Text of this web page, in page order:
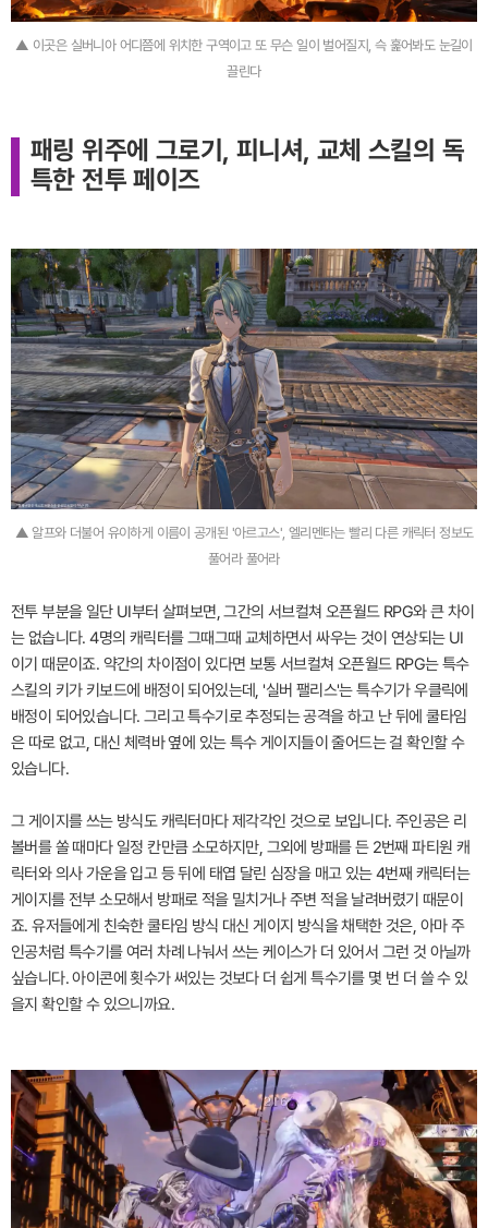
▲ 이곳은 실버니아 어디쯤에 위치한 구역이고 또 무슨 일이 벌어질지, 슥 훑어봐도 눈길이
끌린다
패링 위주에 그로기, 피니셔, 교체 스킬의 독
특한 전투 페이즈
▲ 알프와 더불어 유이하게 이름이 공개된 '아르고스', 엘리멘타는 빨리 다른 캐릭터 정보도
풀어라 풀어라
전투 부분을 일단 UI부터 살펴보면, 그간의 서브컬쳐 오픈월드 RPG와 큰 차이
는 없습니다. 4명의 캐릭터를 그때그때 교체하면서 싸우는 것이 연상되는 UI
이기 때문이죠. 약간의 차이점이 있다면 보통 서브컬쳐 오픈월드 RPG는 특수
스킬의 키가 키보드에 배정이 되어있는데, '실버 팰리스'는 특수기가 우클릭에
배정이 되어있습니다. 그리고 특수기로 추정되는 공격을 하고 난 뒤에 쿨타임
은 따로 없고, 대신 체력바 옆에 있는 특수 게이지들이 줄어드는 걸 확인할 수
있습니다.
그 게이지를 쓰는 방식도 캐릭터마다 제각각인 것으로 보입니다. 주인공은 리
볼버를 쏠 때마다 일정 칸만큼 소모하지만, 그외에 방패를 든 2번째 파티원 캐
릭터와 의사 가운을 입고 등 뒤에 태엽 달린 심장을 매고 있는 4번째 캐릭터는
게이지를 전부 소모해서 방패로 적을 밀치거나 주변 적을 날려버렸기 때문이
죠. 유저들에게 친숙한 쿨타임 방식 대신 게이지 방식을 채택한 것은, 아마 주
인공처럼 특수기를 여러 차례 나눠서 쓰는 케이스가 더 있어서 그런 것 아닐까
싶습니다. 아이콘에 횟수가 써있는 것보다 더 쉽게 특수기를 몇 번 더 쓸 수 있
을지 확인할 수 있으니까요.